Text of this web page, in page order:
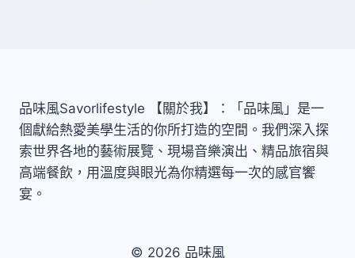
品味風Savorlifestyle 【關於我】：「品味風」是一
個獻給熱愛美學生活的你所打造的空間。我們深入探
索世界各地的藝術展覽、現場音樂演出、精品旅宿與
高端餐飲，用溫度與眼光為你精選每一次的感官饗
宴。
© 2026 品味風